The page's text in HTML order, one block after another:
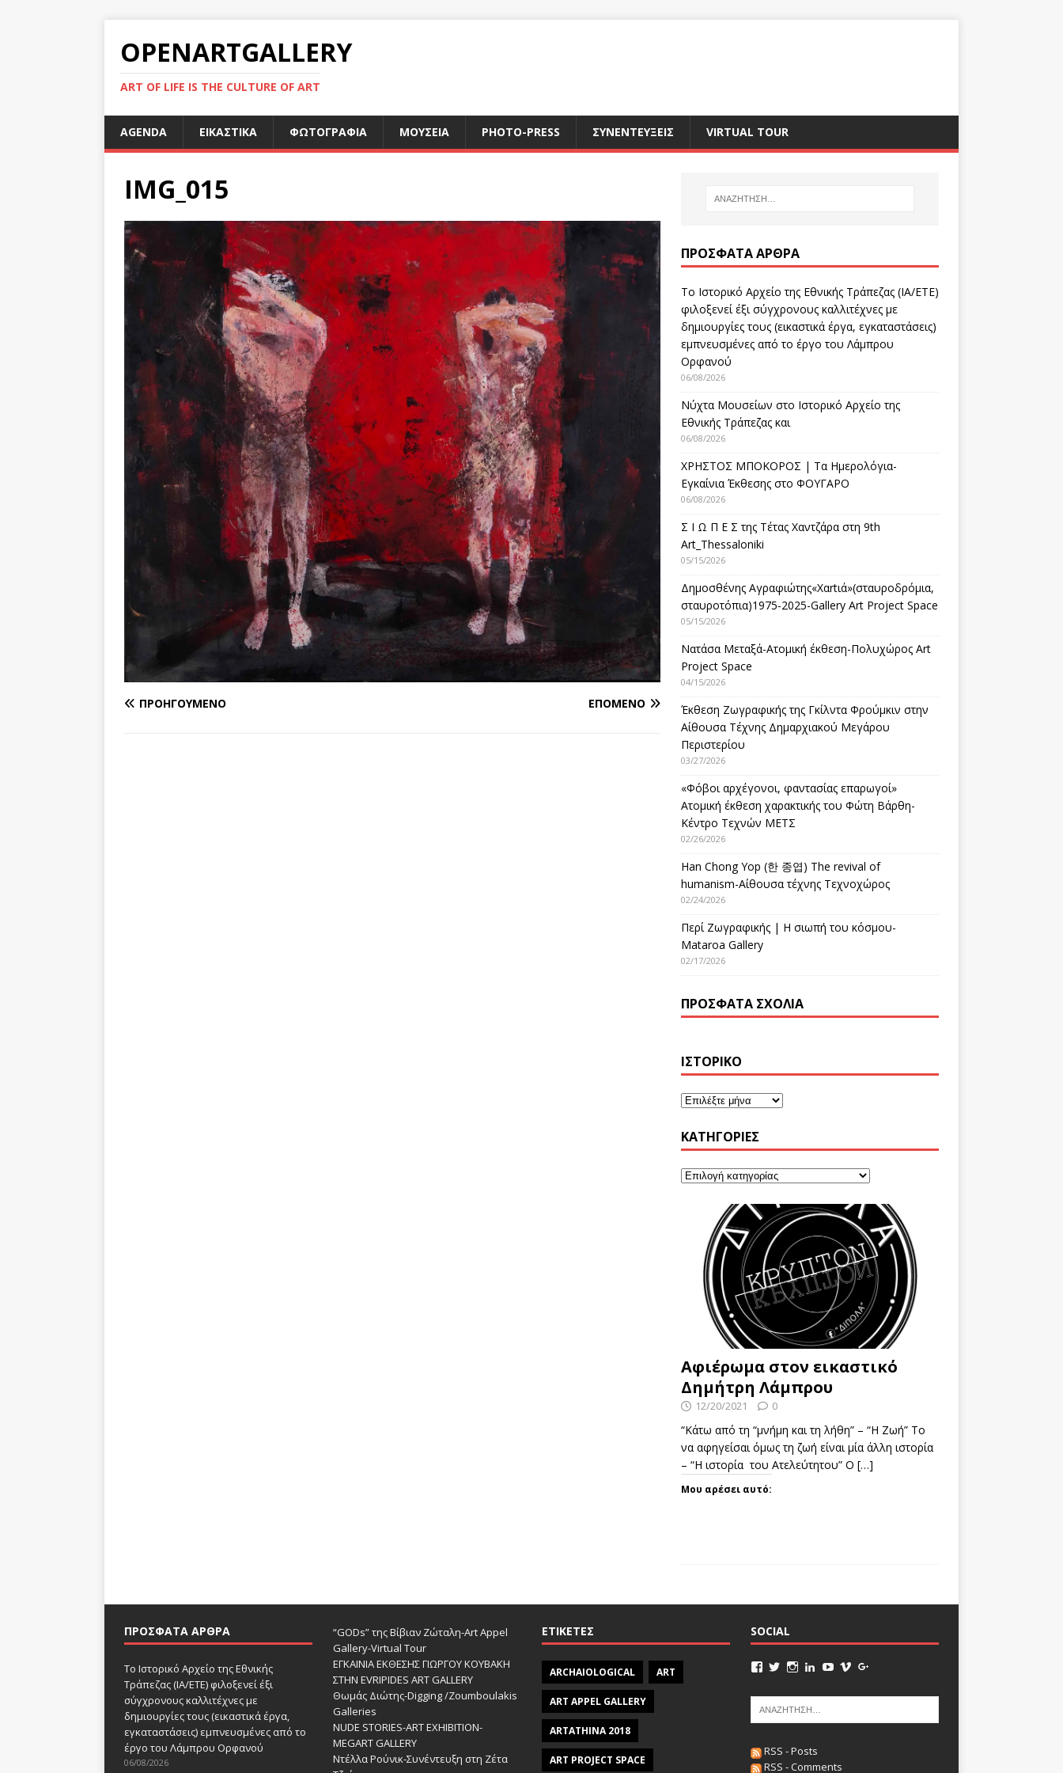
OPENARTGALLERY
ART OF LIFE IS THE CULTURE OF ART
AGENDA ΕΙΚΑΣΤΙΚΑ ΦΩΤΟΓΡΑΦΙΑ ΜΟΥΣΕΙΑ PHOTO-PRESS ΣΥΝΕΝΤΕΥΞΕΙΣ VIRTUAL TOUR
IMG_015
ΠΡΟΗΓΟΎΜΕΝΟ ΕΠΌΜΕΝΟ
ΠΡΌΣΦΑΤΑ ΆΡΘΡΑ
Το Ιστορικό Αρχείο της Εθνικής Τράπεζας (ΙΑ/ΕΤΕ)
φιλοξενεί έξι σύγχρονους καλλιτέχνες με
δημιουργίες τους (εικαστικά έργα, εγκαταστάσεις)
εμπνευσμένες από το έργο του Λάμπρου
Ορφανού
06/08/2026
Νύχτα Μουσείων στο Ιστορικό Αρχείο της
Εθνικής Τράπεζας και
06/08/2026
ΧΡΗΣΤΟΣ ΜΠΟΚΟΡΟΣ | Τα Ημερολόγια-
Εγκαίνια Έκθεσης στο ΦΟΥΓΑΡΟ
06/08/2026
Σ Ι Ω Π Ε Σ της Τέτας Χαντζάρα στη 9th
Art_Thessaloniki
05/15/2026
Δημοσθένης Αγραφιώτης«Xαrtιά»(σταυροδρόμια,
σταυροτόπια)1975-2025-Gallery Art Project Space
05/15/2026
Νατάσα Μεταξά-Ατομική έκθεση-Πολυχώρος Art
Project Space
04/15/2026
Έκθεση Ζωγραφικής της Γκίλντα Φρούμκιν στην
Αίθουσα Τέχνης Δημαρχιακού Μεγάρου
Περιστερίου
03/27/2026
«Φόβοι αρχέγονοι, φαντασίας επαρωγοί»
Ατομική έκθεση χαρακτικής του Φώτη Βάρθη-
Κέντρο Τεχνών ΜΕΤΣ
02/26/2026
Han Chong Yop (한 종엽) The revival of
humanism-Αίθουσα τέχνης Τεχνοχώρος
02/24/2026
Περί Ζωγραφικής | Η σιωπή του κόσμου-
Mataroa Gallery
02/17/2026
ΠΡΌΣΦΑΤΑ ΣΧΌΛΙΑ
ΙΣΤΟΡΙΚΌ
KΑΤΗΓΟΡΊΕΣ
Αφιέρωμα στον εικαστικό
Δημήτρη Λάμπρου
12/20/2021 0
“Κάτω από τη “μνήμη και τη λήθη” – “Η Ζωή” Το
να αφηγείσαι όμως τη ζωή είναι μία άλλη ιστορία
– “Η ιστορία του Ατελεύτητου” Ο […]
Μου αρέσει αυτό:
ΠΡΌΣΦΑΤΑ ΆΡΘΡΑ
Το Ιστορικό Αρχείο της Εθνικής
Τράπεζας (ΙΑ/ΕΤΕ) φιλοξενεί έξι
σύγχρονους καλλιτέχνες με
δημιουργίες τους (εικαστικά έργα,
εγκαταστάσεις) εμπνευσμένες από το
έργο του Λάμπρου Ορφανού
06/08/2026
“GODs” της Βίβιαν Ζώταλη-Art Appel
Gallery-Virtual Tour
ΕΓΚΑΙΝΙΑ ΕΚΘΕΣΗΣ ΓΙΩΡΓΟΥ ΚΟΥΒΑΚΗ
ΣΤΗΝ EVRIPIDES ART GALLERY
Θωμάς Διώτης-Digging /Zoumboulakis
Galleries
NUDE STORIES-ΑRT EXHIBITION-
MEGART GALLERY
Ντέλλα Ρούνικ-Συνέντευξη στη Ζέτα
ΕΤΙΚΈΤΕΣ
ARCHAIOLOGICAL ART
ART APPEL GALLERY
ARTATHINA 2018
ART PROJECT SPACE
SOCIAL
RSS - Posts
RSS - Comments